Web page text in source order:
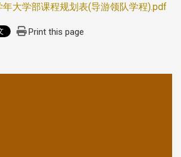
年大学部课程规划表(导游领队学程).pdf
Print this page